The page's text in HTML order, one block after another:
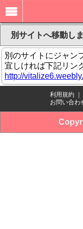
別サイトへ移動しま
別のサイトにジャン
宜しければ下記リン
http://
利用規約
お問い合わ